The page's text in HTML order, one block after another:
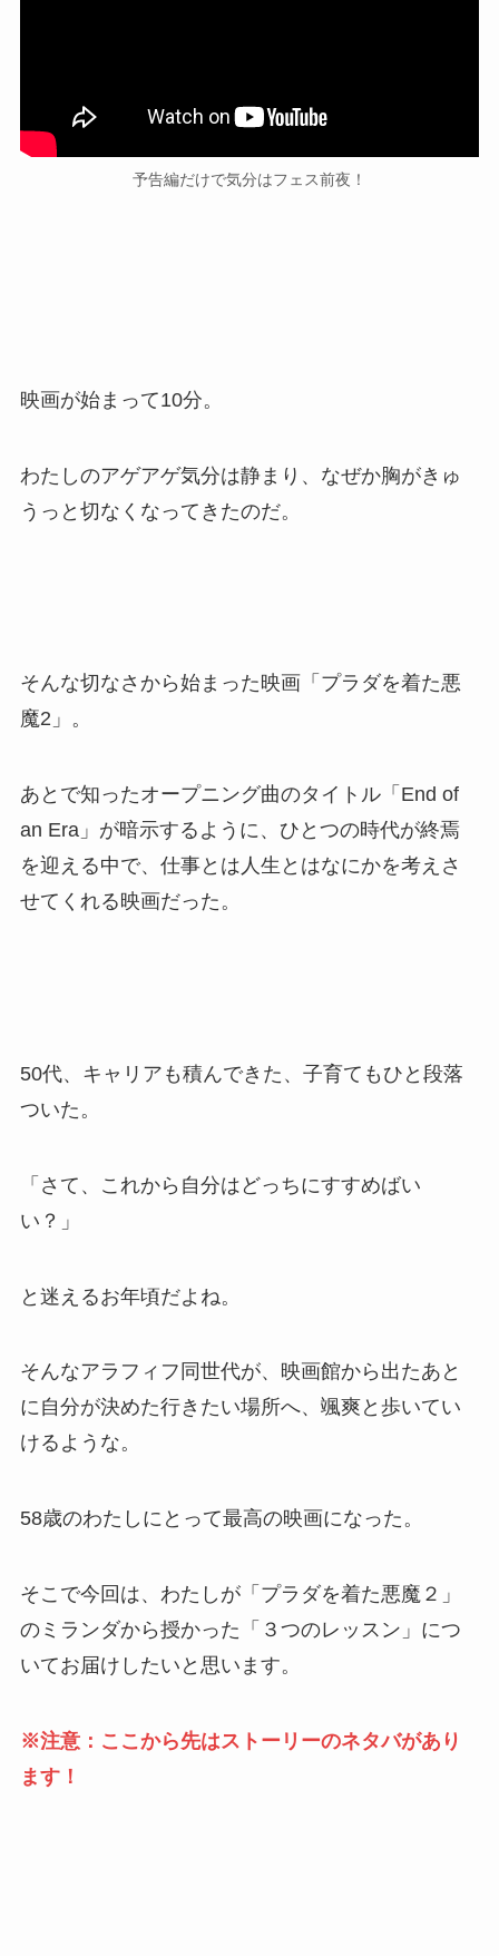
予告編だけで気分はフェス前夜！
映画が始まって10分。
わたしのアゲアゲ気分は静まり、なぜか胸がきゅ
うっと切なくなってきたのだ。
そんな切なさから始まった映画「プラダを着た悪
魔2」。
あとで知ったオープニング曲のタイトル「End of
an Era」が暗示するように、ひとつの時代が終焉
を迎える中で、仕事とは人生とはなにかを考えさ
せてくれる映画だった。
50代、キャリアも積んできた、子育てもひと段落
ついた。
「さて、これから自分はどっちにすすめばい
い？」
と迷えるお年頃だよね。
そんなアラフィフ同世代が、映画館から出たあと
に自分が決めた行きたい場所へ、颯爽と歩いてい
けるような。
58歳のわたしにとって最高の映画になった。
そこで今回は、わたしが「プラダを着た悪魔２」
のミランダから授かった「３つのレッスン」につ
いてお届けしたいと思います。
※注意：ここから先はストーリーのネタバがあり
ます！